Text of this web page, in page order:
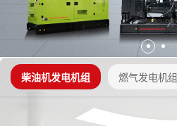
柴油机发电机组 燃气发电机组